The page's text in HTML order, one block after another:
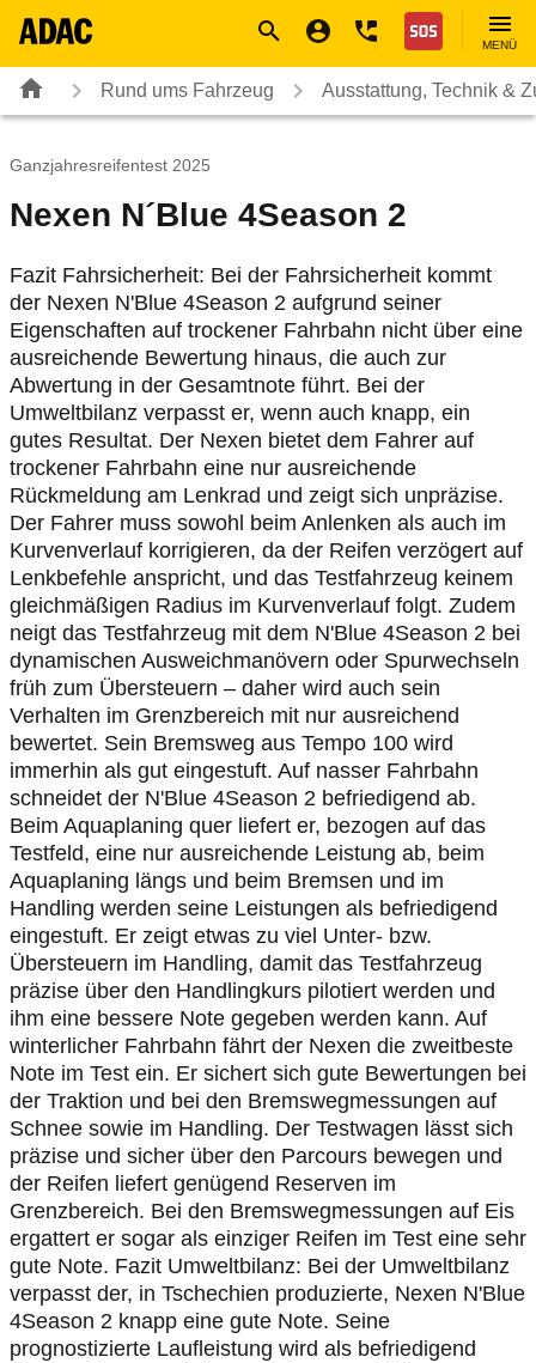
Nothilfe
MENÜ
Rund ums Fahrzeug Ausstattung, Technik &
Ganzjahresreifentest 2025
Nexen N´Blue 4Season 2
Fazit Fahrsicherheit: Bei der Fahrsicherheit kommt
der Nexen N'Blue 4Season 2 aufgrund seiner
Eigenschaften auf trockener Fahrbahn nicht über eine
ausreichende Bewertung hinaus, die auch zur
Abwertung in der Gesamtnote führt. Bei der
Umweltbilanz verpasst er, wenn auch knapp, ein
gutes Resultat. Der Nexen bietet dem Fahrer auf
trockener Fahrbahn eine nur ausreichende
Rückmeldung am Lenkrad und zeigt sich unpräzise.
Der Fahrer muss sowohl beim Anlenken als auch im
Kurvenverlauf korrigieren, da der Reifen verzögert auf
Lenkbefehle anspricht, und das Testfahrzeug keinem
gleichmäßigen Radius im Kurvenverlauf folgt. Zudem
neigt das Testfahrzeug mit dem N'Blue 4Season 2 bei
dynamischen Ausweichmanövern oder Spurwechseln
früh zum Übersteuern – daher wird auch sein
Verhalten im Grenzbereich mit nur ausreichend
bewertet. Sein Bremsweg aus Tempo 100 wird
immerhin als gut eingestuft. Auf nasser Fahrbahn
schneidet der N'Blue 4Season 2 befriedigend ab.
Beim Aquaplaning quer liefert er, bezogen auf das
Testfeld, eine nur ausreichende Leistung ab, beim
Aquaplaning längs und beim Bremsen und im
Handling werden seine Leistungen als befriedigend
eingestuft. Er zeigt etwas zu viel Unter- bzw.
Übersteuern im Handling, damit das Testfahrzeug
präzise über den Handlingkurs pilotiert werden und
ihm eine bessere Note gegeben werden kann. Auf
winterlicher Fahrbahn fährt der Nexen die zweitbeste
Note im Test ein. Er sichert sich gute Bewertungen bei
der Traktion und bei den Bremswegmessungen auf
Schnee sowie im Handling. Der Testwagen lässt sich
präzise und sicher über den Parcours bewegen und
der Reifen liefert genügend Reserven im
Grenzbereich. Bei den Bremswegmessungen auf Eis
ergattert er sogar als einziger Reifen im Test eine sehr
gute Note. Fazit Umweltbilanz: Bei der Umweltbilanz
verpasst der, in Tschechien produzierte, Nexen N'Blue
4Season 2 knapp eine gute Note. Seine
prognostizierte Laufleistung wird als befriedigend